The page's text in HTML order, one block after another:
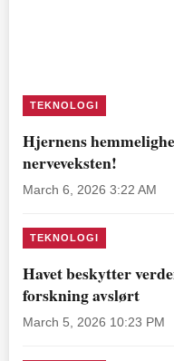
TEKNOLOGI
Hjernens
nerveveksten!
March 6, 2026 3:22 AM
TEKNOLOGI
Havet beskytter
forskning avslørt
March 5, 2026 10:23 PM